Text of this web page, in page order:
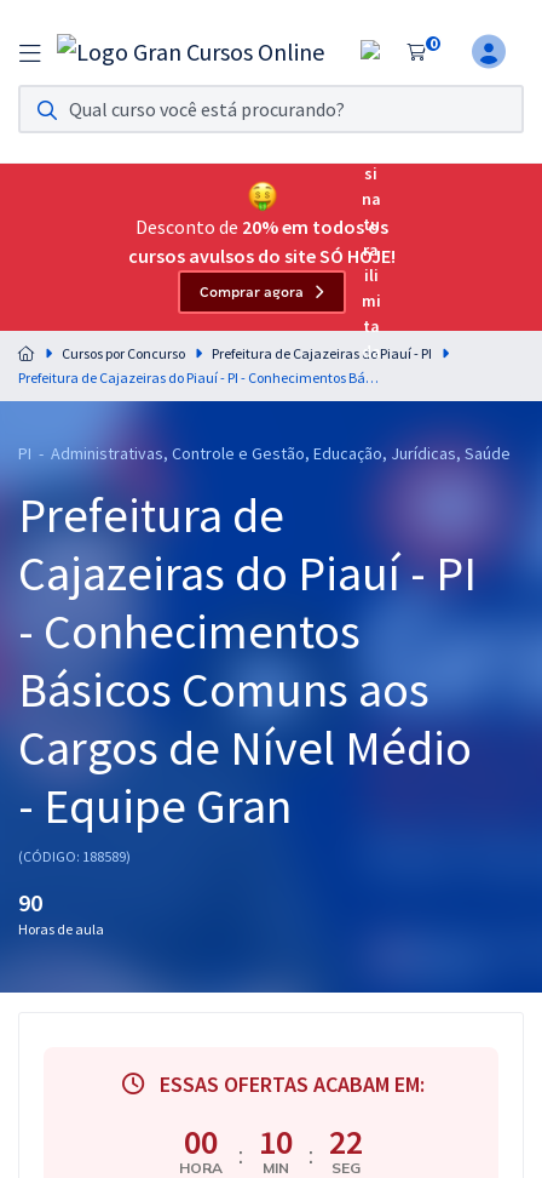
0
Assinatura Ilimitada 11
Acesso a todos os cursos. Teste grátis por 7 dias!
Assinatura OAB Até Passar
Acesso ilimitado a toda preparação para o Exame da
Residências Multiprofissionais
Preparação completa e intensiva para as principais
residências em saúde do Brasil
Cursos 20% OFF
Pós
Graduação
OAB
Questões grátis
Aprovados
Desconto de 20% em todos os
cursos avulsos do site SÓ HOJE!
Comprar agora
Cursos por Concurso
Prefeitura de Cajazeiras do Piauí - PI
Prefeitura de Cajazeiras do Piauí - PI - Conhecimentos Básicos Comuns aos Cargos de Nível Médio - Equipe Gran
PI - Administrativas, Controle e Gestão, Educação, Jurídicas, Saúde
Prefeitura de
Cajazeiras do Piauí - PI
- Conhecimentos
Básicos Comuns aos
Cargos de Nível Médio
- Equipe Gran
(CÓDIGO: 188589)
90
Horas de aula
ESSAS OFERTAS ACABAM EM:
00
HORA : 10
MIN : 21
SEG